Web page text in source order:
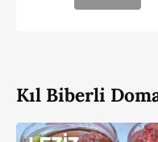
Kıl Biberli